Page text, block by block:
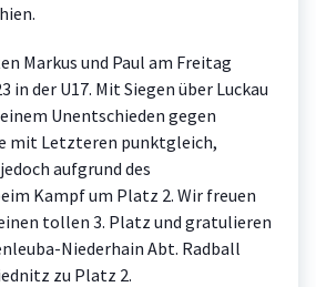
Markus und Paul am Freitag
in der U17. Mit Siegen über Luckau
Unentschieden gegen
mit Letzteren punktgleich,
aufgrund des
Kampf um Platz 2. Wir freuen
tollen 3. Platz und gratulieren
Niederhain Abt. Radball
zu Platz 2.